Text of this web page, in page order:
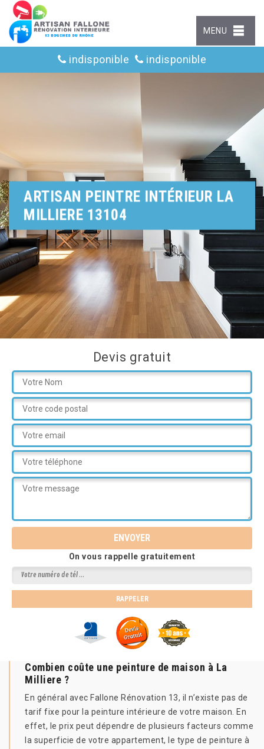
MENU
indisponible indisponible
ARTISAN PEINTRE INTÉRIEUR LA
MILLIERE 13104
Devis gratuit
On vous rappelle gratuitement
Combien coûte une peinture de maison à La
Milliere ?
En général avec Fallone Rénovation 13, il n’existe pas de
tarif fixe pour la peinture intérieure de votre maison. En
effet, le prix peut dépendre de plusieurs facteurs comme
la superficie de votre appartement, le type de peinture à